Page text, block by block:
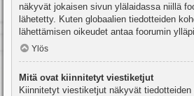
näkyvät jokaisen sivun ylälaidassa niillä
lähetetty. Kuten globaalien tiedotteiden
lähettämisen oikeudet antaa foorumin
Ylös
Mitä ovat kiinnitetyt viestiketjut
Kiinnitetyt viestiketjut näkyvät